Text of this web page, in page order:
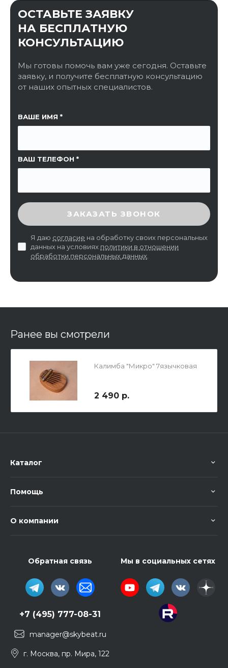
ОСТАВЬТЕ ЗАЯВКУ
НА БЕСПЛАТНУЮ
КОНСУЛЬТАЦИЮ
Мы готовы помочь вам уже сегодня. Оставьте
заявку, и получите бесплатную консультацию
от наших опытных специалистов.
ВАШЕ ИМЯ
ВАШ ТЕЛЕФОН
ССЫЛКА НА СТРАНИЦУ
ВВЕДИТЕ ПРОВЕРОЧНЫЙ КОД
ЗАКАЗАТЬ ЗВОНОК
Я даю согласие на обработку своих персональных
данных на условиях политики в отношении
обработки персональных данных
Ранее вы смотрели
Калимба "Микро" 7язычковая
2 490 р.
Каталог
Помощь
О компании
Обратная связь
+7 (495) 777-08-31
manager@skybeat.ru
г. Москва, пр. Мира, 122
Мы в социальных сетях